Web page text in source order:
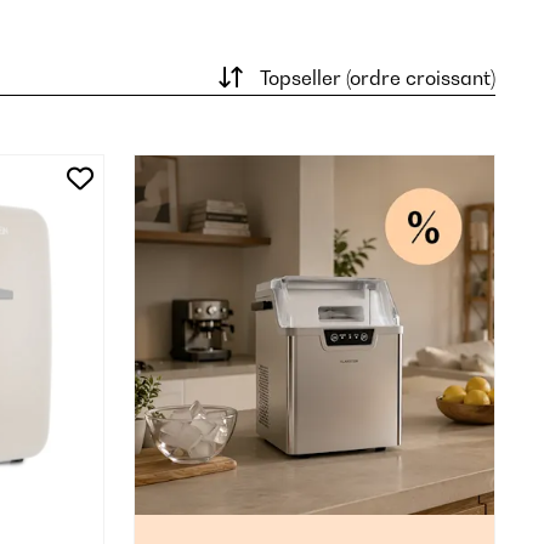
Topseller (ordre croissant)